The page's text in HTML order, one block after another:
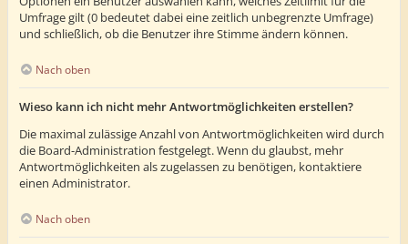
Umfrage gilt (0 bedeutet dabei eine zeitlich unbegrenzte Umfrage)
und schließlich, ob die Benutzer ihre Stimme ändern können.
Nach oben
Wieso kann ich nicht mehr Antwortmöglichkeiten erstellen?
Die maximal zulässige Anzahl von Antwortmöglichkeiten wird durch
die Board-Administration festgelegt. Wenn du glaubst, mehr
Antwortmöglichkeiten als zugelassen zu benötigen, kontaktiere
einen Administrator.
Nach oben